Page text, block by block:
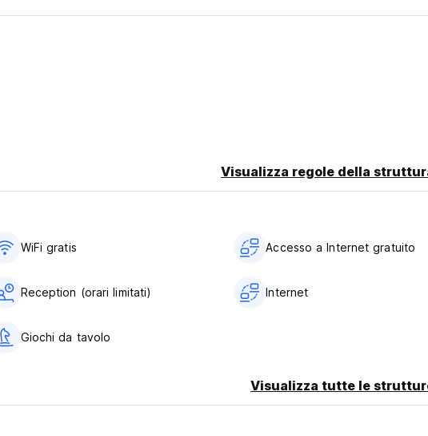
Visualizza regole della
WiFi gratis Accesso a Internet gratuito
Reception (orari limitati) Internet
Giochi da tavolo
Visualizza tutte le